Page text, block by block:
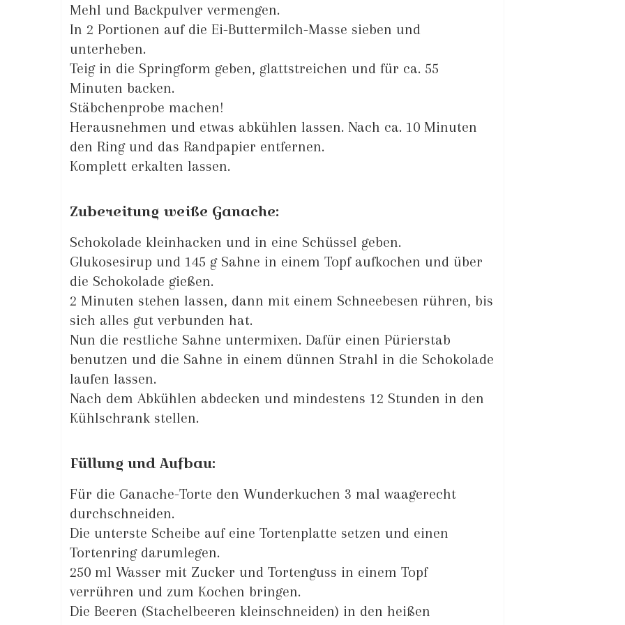
Mehl und Backpulver vermengen.
In 2 Portionen auf die Ei-Buttermilch-Masse sieben und
unterheben.
Teig in die Springform geben, glattstreichen und für ca. 55
Minuten backen.
Stäbchenprobe machen!
Herausnehmen und etwas abkühlen lassen. Nach ca. 10 Minuten
den Ring und das Randpapier entfernen.
Komplett erkalten lassen.
Zubereitung weiße Ganache:
Schokolade kleinhacken und in eine Schüssel geben.
Glukosesirup und 145 g Sahne in einem Topf aufkochen und über
die Schokolade gießen.
2 Minuten stehen lassen, dann mit einem Schneebesen rühren, bis
sich alles gut verbunden hat.
Nun die restliche Sahne untermixen. Dafür einen Pürierstab
benutzen und die Sahne in einem dünnen Strahl in die Schokolade
laufen lassen.
Nach dem Abkühlen abdecken und mindestens 12 Stunden in den
Kühlschrank stellen.
Füllung und Aufbau:
Für die Ganache-Torte den Wunderkuchen 3 mal waagerecht
durchschneiden.
Die unterste Scheibe auf eine Tortenplatte setzen und einen
Tortenring darumlegen.
250 ml Wasser mit Zucker und Tortenguss in einem Topf
verrühren und zum Kochen bringen.
Die Beeren (Stachelbeeren kleinschneiden) in den heißen